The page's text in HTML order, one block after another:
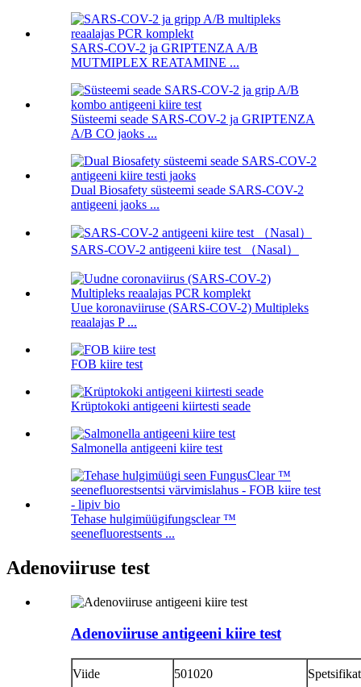
SARS-COV-2 ja GRIPTENZA A/B
MUTMIPLEX REATAMINE ...
Süsteemi seade SARS-COV-2 ja GRIPTENZA
A/B CO jaoks ...
Dual Biosafety süsteemi seade SARS-COV-2
antigeeni jaoks ...
SARS-COV-2 antigeeni kiire test （Nasal）
Uue koronaviiruse (SARS-COV-2) Multipleks
reaalajas P ...
FOB kiire test
Krüptokoki antigeeni kiirtesti seade
Salmonella antigeeni kiire test
Tehase hulgimüügifungsclear ™
seenefluorestsents ...
Adenoviiruse test
Adenoviiruse antigeeni kiire test
Viide 501020